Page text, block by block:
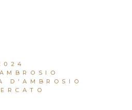
D'AMBROSIO